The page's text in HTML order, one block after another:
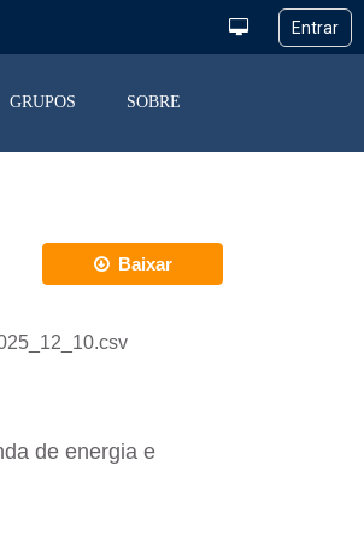
GRUPOS SOBRE
Baixar
de energia e